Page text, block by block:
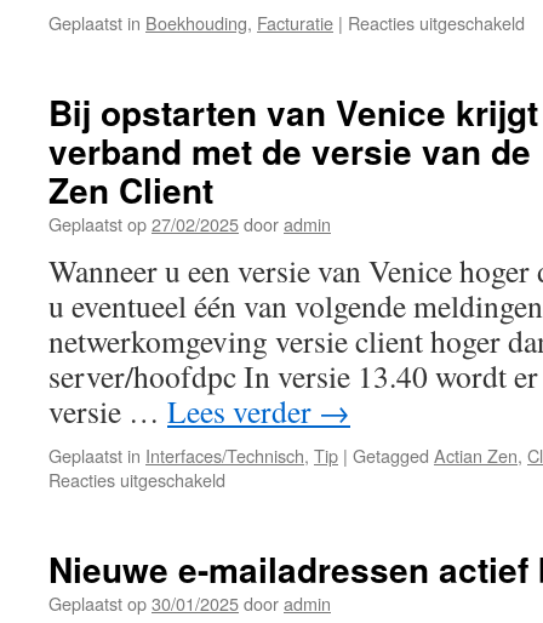
Geplaatst in Boekhouding, Facturatie | Reacties uitgeschakeld
Bij opstarten van Venice
verband met de versie van
Zen Client
Geplaatst op27/02/2025dooradmin
Wanneer u een versie van Venice
u eventueel één van volgende
netwerkomgeving versie client hoger
server/hoofdpc In versie 13.40 wordt
versie … Lees verder →
Geplaatst in Interfaces/Technisch, Tip | Getagged Actian Zen,
Reacties uitgeschakeld
Venice
krijgt
Nieuwe e-mailadressen
Geplaatst op30/01/2025dooradmin